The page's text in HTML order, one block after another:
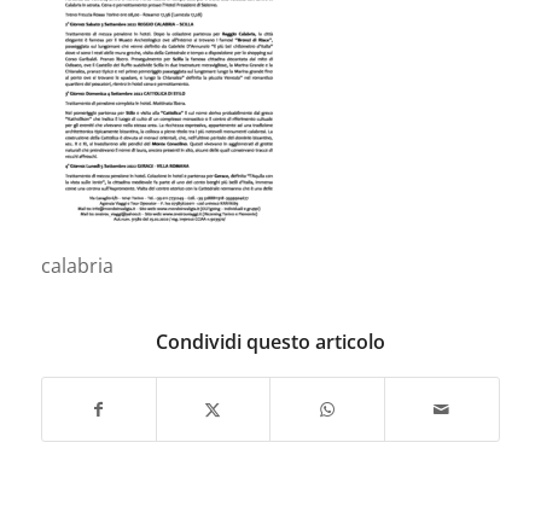
calabria
Condividi questo articolo